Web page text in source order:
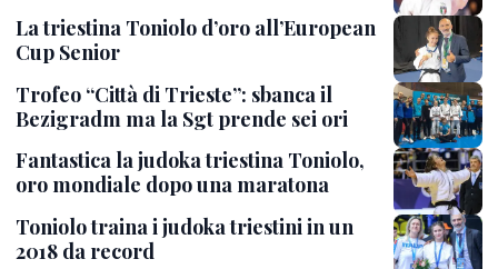
La triestina Toniolo d’oro all’European
Cup Senior
Trofeo “Città di Trieste”: sbanca il
Bezigradm ma la Sgt prende sei ori
Fantastica la judoka triestina Toniolo,
oro mondiale dopo una maratona
Toniolo traina i judoka triestini in un
2018 da record